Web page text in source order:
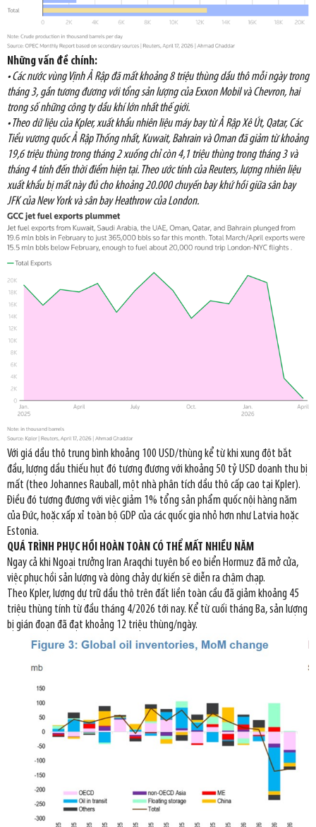
Những vấn đề chính:
• Các nước vùng Vịnh Ả Rập đã mất khoảng 8 triệu thùng dầu thô mỗi ngày trong
tháng 3, gần tương đương với tổng sản lượng của Exxon Mobil và Chevron, hai
trong số những công ty dầu khí lớn nhất thế giới.
• Theo dữ liệu của Kpler, xuất khẩu nhiên liệu máy bay từ Ả Rập Xê Út, Qatar, Các
Tiểu vương quốc Ả Rập Thống nhất, Kuwait, Bahrain và Oman đã giảm từ khoảng
19,6 triệu thùng trong tháng 2 xuống chỉ còn 4,1 triệu thùng trong tháng 3 và
tháng 4 tính đến thời điểm hiện tại. Theo ước tính của Reuters, lượng nhiên liệu
xuất khẩu bị mất này đủ cho khoảng 20.000 chuyến bay khứ hồi giữa sân bay
JFK của New York và sân bay Heathrow của London.
Với giá dầu thô trung bình khoảng 100 USD/thùng kể từ khi xung đột bắt
đầu, lượng dầu thiếu hụt đó tương đương với khoảng 50 tỷ USD doanh thu bị
mất (theo Johannes Rauball, một nhà phân tích dầu thô cấp cao tại Kpler).
Điều đó tương đương với việc giảm 1% tổng sản phẩm quốc nội hàng năm
của Đức, hoặc xấp xỉ toàn bộ GDP của các quốc gia nhỏ hơn như Latvia hoặc
Estonia.
QUÁ TRÌNH PHỤC HỒI HOÀN TOÀN CÓ THỂ MẤT NHIỀU NĂM
Ngay cả khi Ngoại trưởng Iran Araqchi tuyên bố eo biển Hormuz đã mở cửa,
việc phục hồi sản lượng và dòng chảy dự kiến sẽ diễn ra chậm chạp.
Theo Kpler, lượng dự trữ dầu thô trên đất liền toàn cầu đã giảm khoảng 45
triệu thùng tính từ đầu tháng 4/2026 tới nay. Kể từ cuối tháng Ba, sản lượng
bị gián đoạn đã đạt khoảng 12 triệu thùng/ngày.